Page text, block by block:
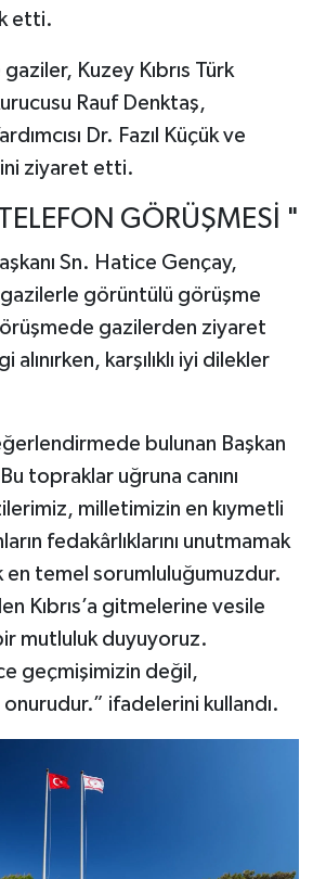
etti.
Kuzey Kıbrıs Türk
Rauf Denktaş,
Dr. Fazıl Küçük ve
ziyaret etti.
GÖRÜŞMESİ "
Sn. Hatice Gençay,
gazilerle görüntülü görüşme
gazilerden ziyaret
karşılıklı iyi dilekler
bulunan Başkan
topraklar uğruna canını
milletimizin en kıymetli
fedakârlıklarını unutmamak
temel sorumluluğumuzdur.
Kıbrıs’a gitmelerine vesile
mutluluk duyuyoruz.
geçmişimizin değil,
ifadelerini kullandı.